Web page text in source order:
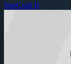
StarCraft II